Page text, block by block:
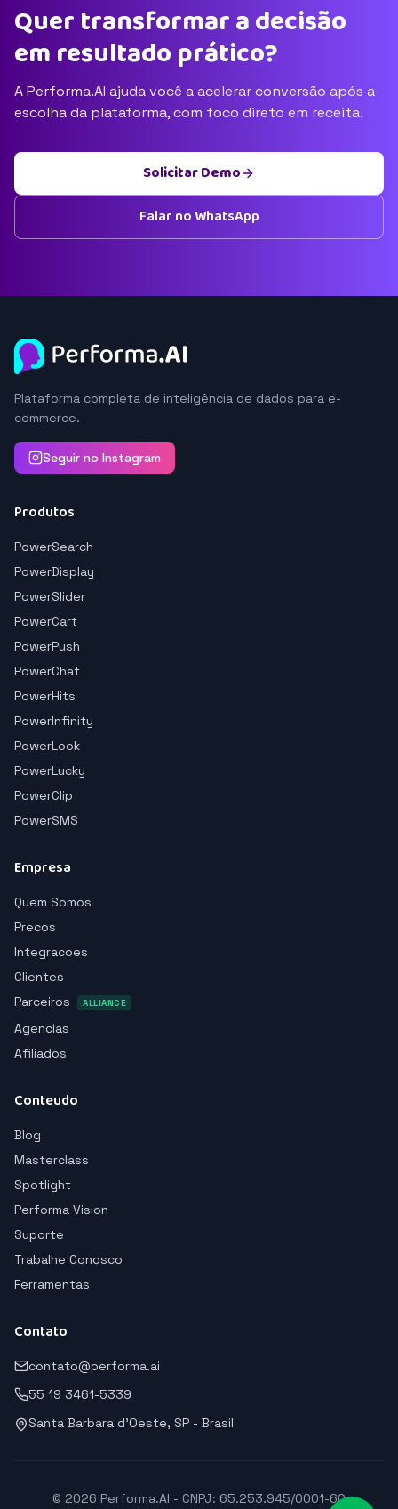
Quer transformar a decisão
em resultado prático?
A Performa.AI ajuda você a acelerar conversão após a
escolha da plataforma, com foco direto em receita.
Solicitar Demo
Falar no WhatsApp
Plataforma completa de inteligência de dados para e-
commerce.
Seguir no Instagram
Produtos
PowerSearch
PowerDisplay
PowerSlider
PowerCart
PowerPush
PowerChat
PowerHits
PowerInfinity
PowerLook
PowerLucky
PowerClip
PowerSMS
Empresa
Quem Somos
Precos
Integracoes
Clientes
Parceiros
ALLIANCE
Agencias
Afiliados
Conteudo
Blog
Masterclass
Spotlight
Performa Vision
Suporte
Trabalhe Conosco
Ferramentas
Contato
contato@performa.ai
55 19 3461-5339
Santa Barbara d'Oeste, SP - Brasil
© 2026 Performa.AI - CNPJ: 65.253.945/0001-60